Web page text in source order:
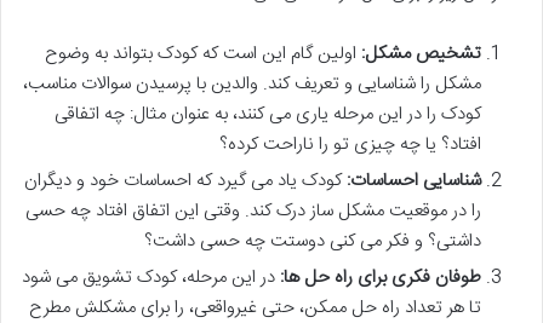
تشخیص مشکل: اولین گام این است که کودک بتواند به وضوح
مشکل را شناسایی و تعریف کند. والدین با پرسیدن سوالات مناسب،
کودک را در این مرحله یاری می کنند، به عنوان مثال: چه اتفاقی
افتاد؟ یا چه چیزی تو را ناراحت کرده؟
شناسایی احساسات:کودک یاد می گیرد که احساسات خود و دیگران
را در موقعیت مشکل ساز درک کند. وقتی این اتفاق افتاد چه حسی
داشتی؟ و فکر می کنی دوستت چه حسی داشت؟
طوفان فکری برای راه حل ها: در این مرحله، کودک تشویق می شود
تا هر تعداد راه حل ممکن، حتی غیرواقعی، را برای مشکلش مطرح